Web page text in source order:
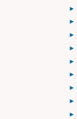
►
►
►
►
►
►
►
►
►